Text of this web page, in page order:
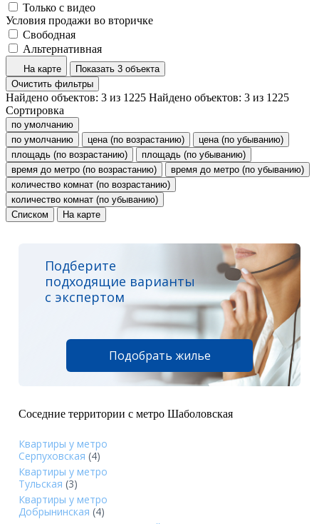
Только с видео
Условия продажи во вторичке
Свободная
Альтернативная
На карте
Показать 3 объекта
Очистить фильтры
Найдено объектов: 3 из 1225 Найдено объектов: 3 из 1225
Сортировка
по умолчанию
по умолчанию
цена (по возрастанию)
цена (по убыванию)
площадь (по возрастанию)
площадь (по убыванию)
время до метро (по возрастанию)
время до метро (по убыванию)
количество комнат (по возрастанию)
количество комнат (по убыванию)
Списком
На карте
Подберите
подходящие варианты
с экспертом
Подобрать жилье
Соседние территории с метро Шаболовская
Квартиры у метро
Серпуховская (4)
Квартиры у метро
Тульская (3)
Квартиры у метро
Добрынинская (4)